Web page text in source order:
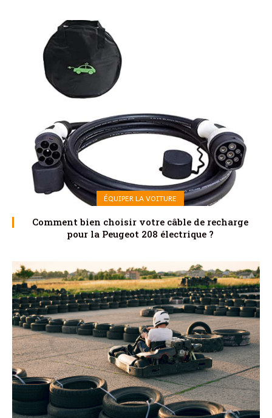
ÉQUIPER LA VOITURE
Comment bien choisir votre câble de recharge
pour la Peugeot 208 électrique ?